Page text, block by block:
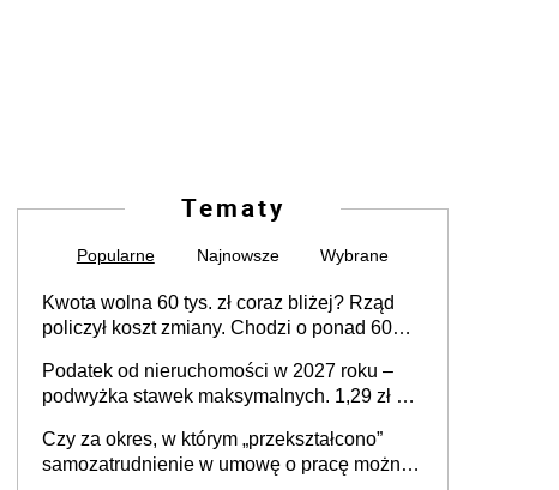
Tematy
Popularne Najnowsze Wybrane
Kwota wolna 60 tys. zł coraz bliżej? Rząd
policzył koszt zmiany. Chodzi o ponad 60
Podatek od nieruchomości w 2027 roku –
podwyżka stawek maksymalnych. 1,29 zł za
budynków i lokali związanych z
prowadzeniem działalności gospodarczej
Czy za okres, w którym „przekształcono”
samozatrudnienie w umowę o pracę można